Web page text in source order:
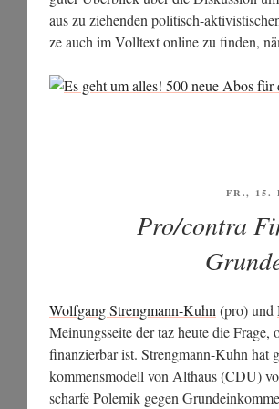
aus zu zie­hen­den poli­tisch-
ze auch im Voll­text online zu fin­den,
FR., 15.
Pro/contra
Wolf­gang Streng­mann-Kuhn (pro) und
Mei­nungs­sei­te der taz heu­te die
finan­zier­bar ist. Streng­mann-Kuhn
kom­mens­mo­dell von Alt­haus (CDU)
schar­fe Pole­mik gegen